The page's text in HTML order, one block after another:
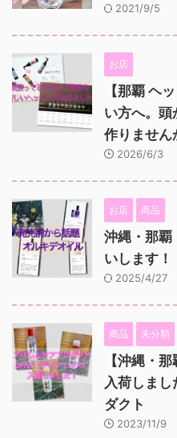
2021/9/5
お店
【那覇 ヘ
い方へ。頭
作りません
2026/6/3
お店 商品
沖縄・那
いします！
2025/4/27
商品 未分類
【沖縄・
入荷しま
ダクト
2023/11/9